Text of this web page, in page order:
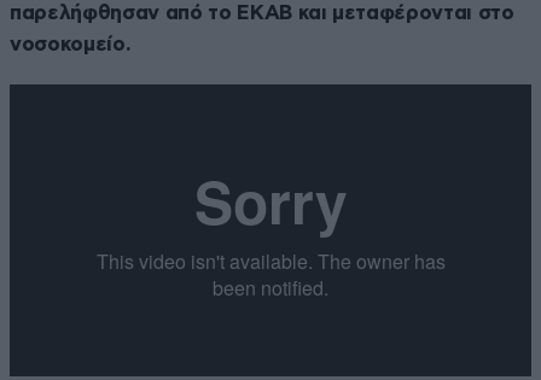
παρελήφθησαν από το ΕΚΑΒ και μεταφέρονται στο
νοσοκομείο.